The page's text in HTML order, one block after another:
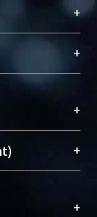
藏及向國際
圖書館整合
同功能平
期能整合研
、推廣研究
researcher
the
“Academic
+
(Social
+
+
性的社會運
作公開供使
升研究影響
+
由第三方贊
+